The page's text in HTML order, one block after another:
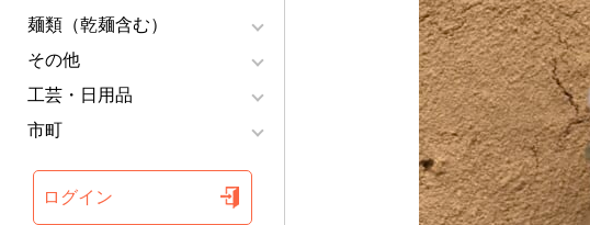
麺類（乾麺含む）
その他
工芸・日用品
市町
ログイン